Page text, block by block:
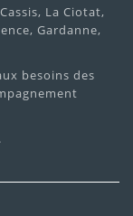
La Ciotat,
Gardanne,
besoins des